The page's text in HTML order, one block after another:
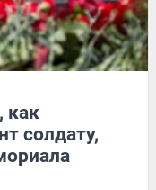
как
солдату,